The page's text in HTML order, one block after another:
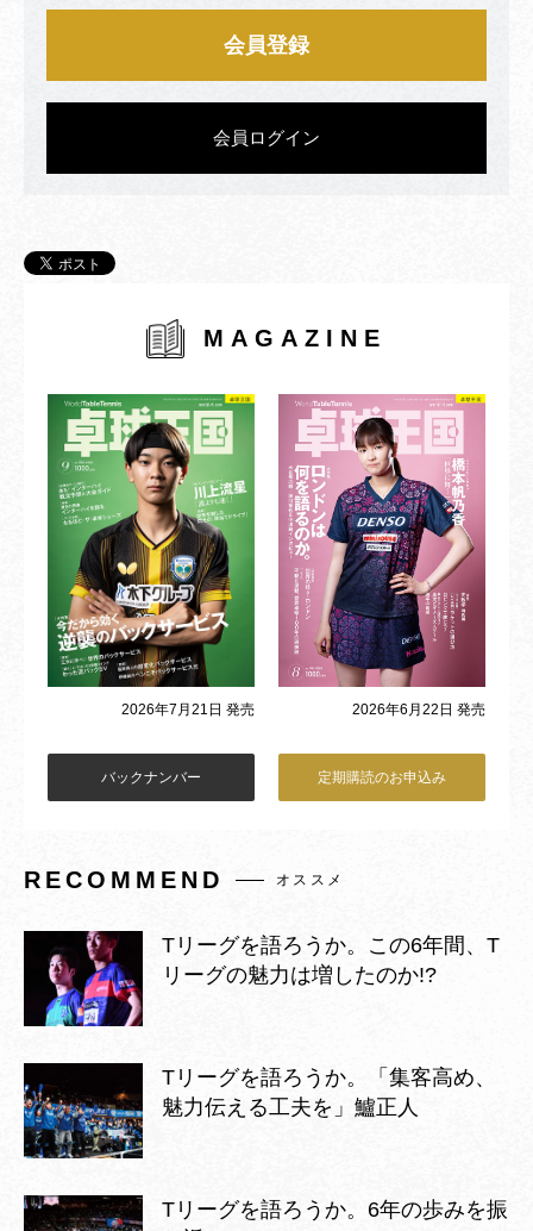
会員登録
会員ログイン
MAGAZINE
2026年7月21日 発売 2026年6月22日 発売
バックナンバー 定期購読のお申込み
RECOMMEND オススメ
Tリーグを語ろうか。この6年間、T
リーグの魅力は増したのか!?
Tリーグを語ろうか。「集客高め、
魅力伝える工夫を」鱸正人
Tリーグを語ろうか。6年の歩みを振